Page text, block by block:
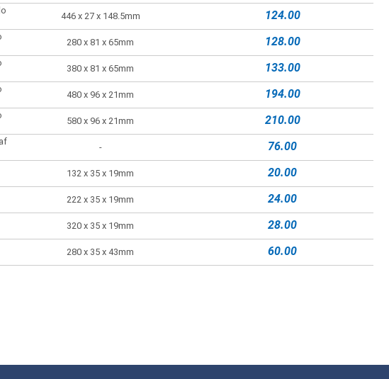
446 x 27 x 148.5mm 124.00
280 x 81 x 65mm 128.00
380 x 81 x 65mm 133.00
480 x 96 x 21mm 194.00
580 x 96 x 21mm 210.00
- 76.00
132 x 35 x 19mm 20.00
222 x 35 x 19mm 24.00
320 x 35 x 19mm 28.00
280 x 35 x 43mm 60.00